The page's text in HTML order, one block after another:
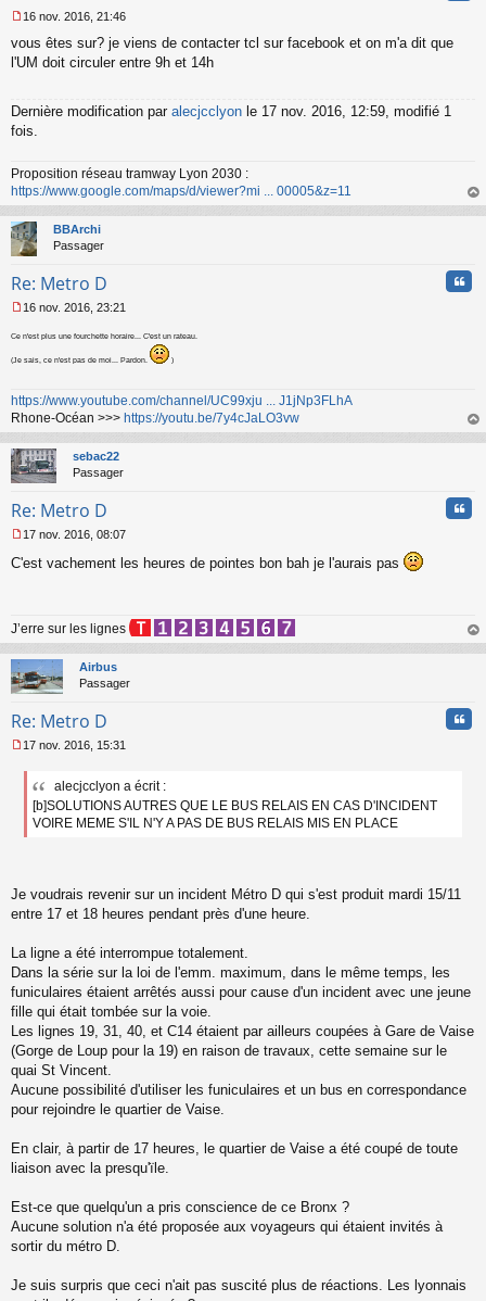
e
s
g
e
n
l
u
16 nov. 2016, 21:46
vous êtes sur? je viens de contacter tcl sur facebook et on m'a dit que
l'UM doit circuler entre 9h et 14h
Dernière modification par alecjcclyon le 17 nov. 2016, 12:59, modifié 1
fois.
Proposition réseau tramway Lyon 2030 :
https://www.google.com/maps/d/viewer?mi ... 00005&z=11
au
BBArchi
Passager
Re: Metro D
e
g
e
n
o
n
l
16 nov. 2016, 23:21
Ce n'est plus une fourchette horaire... C'est un rateau.
(Je sais, ce n'est pas de moi... Pardon. )
https://www.youtube.com/channel/UC99xju ... J1jNp3FLhA
Rhone-Océan >>> https://youtu.be/7y4cJaLO3vw
au
sebac22
Passager
Re: Metro D
e
g
e
n
o
n
u
17 nov. 2016, 08:07
C'est vachement les heures de pointes bon bah je l'aurais pas
J’erre sur les lignes
au
Airbus
Passager
Re: Metro D
e
g
n
l
17 nov. 2016, 15:31
alecjcclyon a écrit :
[b]SOLUTIONS AUTRES QUE LE BUS RELAIS EN CAS D'INCIDENT
VOIRE MEME S'IL N'Y A PAS DE BUS RELAIS MIS EN PLACE
Je voudrais revenir sur un incident Métro D qui s'est produit mardi 15/11
entre 17 et 18 heures pendant près d'une heure.
La ligne a été interrompue totalement.
Dans la série sur la loi de l'emm. maximum, dans le même temps, les
funiculaires étaient arrêtés aussi pour cause d'un incident avec une jeune
fille qui était tombée sur la voie.
Les lignes 19, 31, 40, et C14 étaient par ailleurs coupées à Gare de Vaise
(Gorge de Loup pour la 19) en raison de travaux, cette semaine sur le
quai St Vincent.
Aucune possibilité d'utiliser les funiculaires et un bus en correspondance
pour rejoindre le quartier de Vaise.
En clair, à partir de 17 heures, le quartier de Vaise a été coupé de toute
liaison avec la presqu'ïle.
Est-ce que quelqu'un a pris conscience de ce Bronx ?
Aucune solution n'a été proposée aux voyageurs qui étaient invités à
sortir du métro D.
Je suis surpris que ceci n'ait pas suscité plus de réactions. Les lyonnais